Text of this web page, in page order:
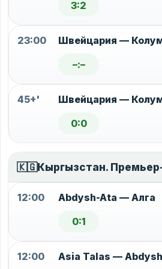
3:2
23:00
Швейцария —
–:–
45+'
Швейцария —
0:0
🇰🇬Кыргызстан.
12:00
Abdysh-Ata — Алга
0:1
12:00
Asia Talas —